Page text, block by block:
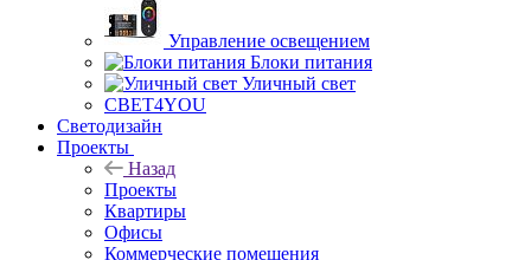
Управление освещением
Блоки питания
Уличный свет
СВЕТ4YOU
Светодизайн
Проекты
Назад
Проекты
Квартиры
Офисы
Коммерческие помещения